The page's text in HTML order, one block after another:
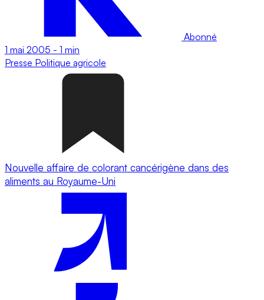
Abonné
1 mai 2005 - 1 min
Presse Politique agricole
Nouvelle affaire de colorant cancérigène dans des
aliments au Royaume-Uni